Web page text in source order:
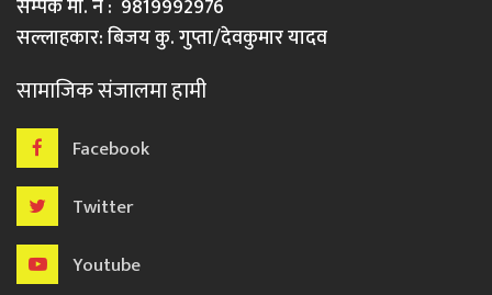
सम्पर्क मो. नं : 9819992976
सल्लाहकार: बिजय कु. गुप्ता/देवकुमार यादव
सामाजिक संजालमा हामी
Facebook
Twitter
Youtube